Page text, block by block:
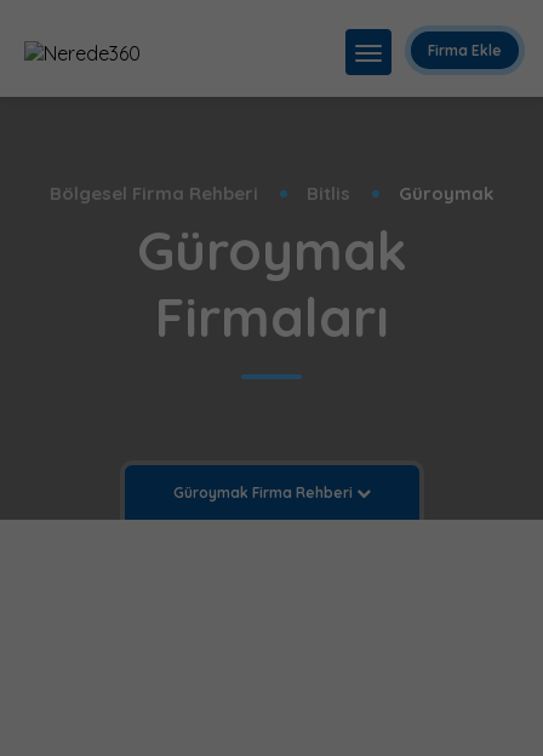
Firma Ekle
Bölgesel Firma Rehberi Bitlis Güroymak
Güroymak
Firmaları
Güroymak Firma Rehberi